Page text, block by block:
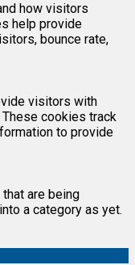
how visitors
help provide
bounce rate,
visitors with
cookies track
to provide
are being
a category as yet.